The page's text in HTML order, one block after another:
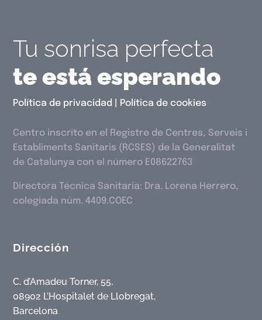
Tu sonrisa perfecta
te está esperando
Política de privacidad Política de cookies
Centro inscrito en el Registre de Centres, Serveis i
Establiments Sanitaris (RCSES) de la Generalitat
de Catalunya con el número E08622763
Directora Técnica Sanitaria: Dra. Lorena Herrero,
colegiada núm. 4409.COEC
Dirección
C. d’Amadeu Torner, 55,
08902 L’Hospitalet de Llobregat,
Barcelona